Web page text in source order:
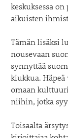
keskuksessa
aikuisten
Tämän lisäksi
nousevaan
synnyttää
kiukkua.
omaan
niihin, jotka
Toisaalta